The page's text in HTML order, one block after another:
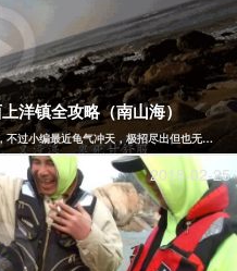
洋镇全攻略（南山海）
不过小编最近龟气冲天，极招尽出但也无力回
2018-02-25